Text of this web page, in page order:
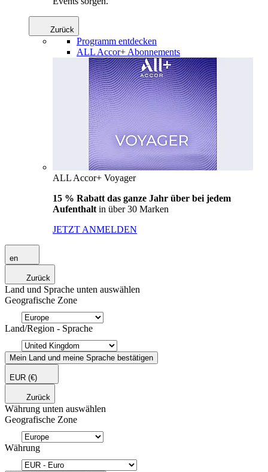
Zurück
Programm entdecken
ALL Accor+ Abonnements
ALL Accor+ Voyager
15 % Rabatt das ganze Jahr über bei jedem
Aufenthalt in über 30 Marken
JETZT ANMELDEN
en
Zurück
Land und Sprache unten auswählen
Geografische Zone
Land/Region - Sprache
Mein Land und meine Sprache bestätigen
EUR (€)
Zurück
Währung unten auswählen
Geografische Zone
Währung